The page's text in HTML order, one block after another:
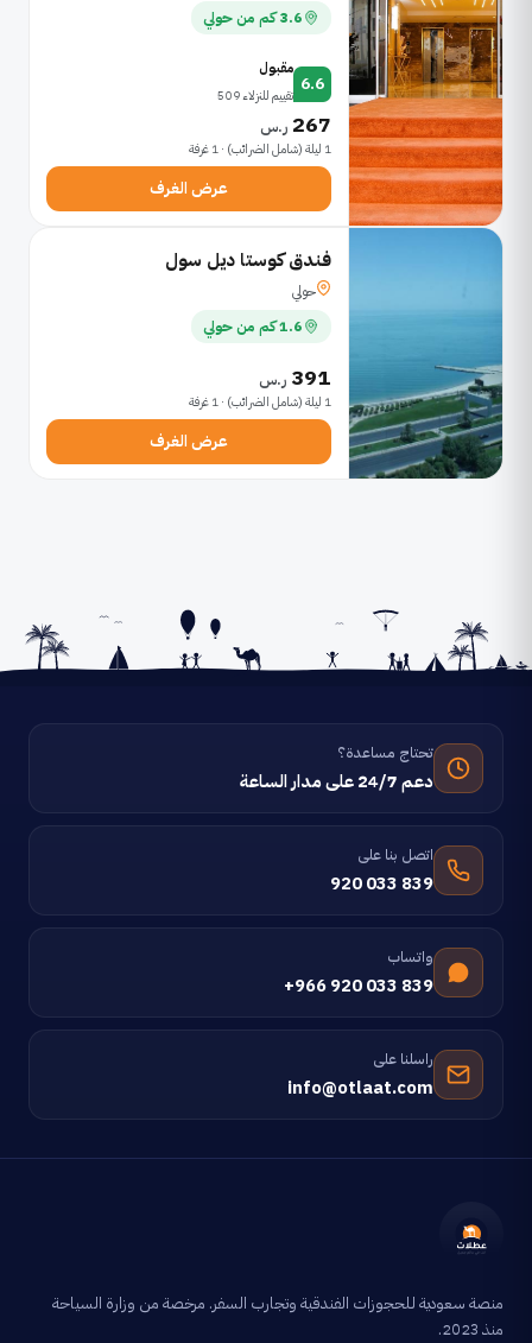
3.6 كم من حولي
6.6
مقبول
تقييم للنزلاء 509
267 ر.س
1 ليلة (شامل الضرائب) · 1 غرفة
عرض الغرف
فندق كوستا ديل سول
حولي
1.6 كم من حولي
391 ر.س
1 ليلة (شامل الضرائب) · 1 غرفة
عرض الغرف
تحتاج مساعدة؟
دعم 24/7 على مدار الساعة
اتصل بنا على
920 033 839
واتساب
+966 920 033 839
راسلنا على
info@otlaat.com
منصة سعودية للحجوزات الفندقية وتجارب السفر. مرخصة من وزارة السياحة
منذ 2023.